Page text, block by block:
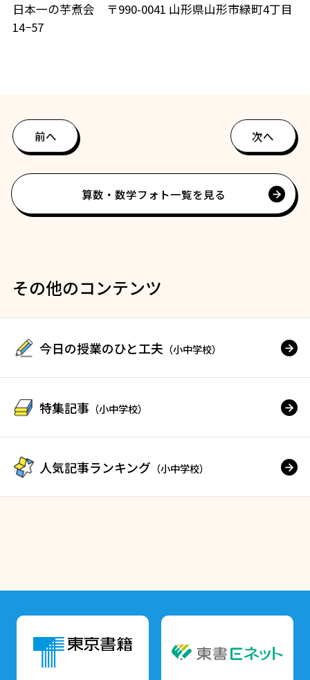
日本一の芋煮会 〒990-0041 山形県山形市緑町4丁目
14−57
前へ 次へ
算数・数学フォト一覧を見る
その他のコンテンツ
今日の授業のひと工夫 （小中学校）
特集記事 （小中学校）
人気記事ランキング （小中学校）